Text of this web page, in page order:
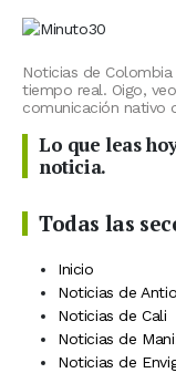
Noticias de
tiempo real. Oigo,
comunicación nativo
Lo que leas
noticia.
Todas las
Inicio
Noticias de
Noticias de Cali
Noticias de
Noticias de